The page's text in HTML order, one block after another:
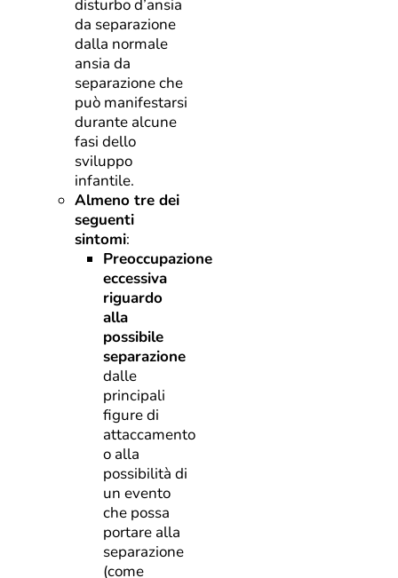
disturbo d’ansia
da separazione
dalla normale
ansia da
separazione che
può manifestarsi
durante alcune
fasi dello
sviluppo
infantile.
Almeno tre dei
seguenti
sintomi:
Preoccupazione
eccessiva
riguardo
alla
possibile
separazione
dalle
principali
figure di
attaccamento
o alla
possibilità di
un evento
che possa
portare alla
separazione
(come